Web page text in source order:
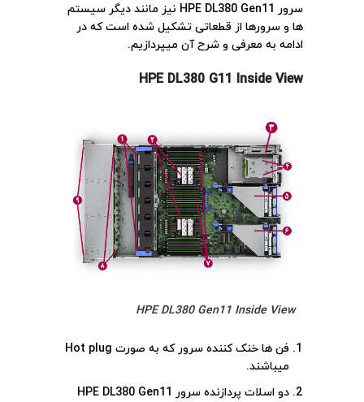
سرور HPE DL380 Gen11 نیز مانند دیگر سیستم
ها و سرورها از قطعاتی تشکیل شده است که در
ادامه به معرفی و شرح آن میپردازیم.
HPE DL380 G11 Inside View
HPE DL380 Gen11 Inside View
فن ها خنک کننده سرور که به صورت Hot plug
میباشند.
دو اسلات پردازنده سرور HPE DL380 Gen11